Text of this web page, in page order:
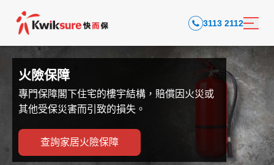
3113 2112
火險保障
專門保障閣下住宅的樓宇結構，賠償因火災或
其他受保災害而引致的損失。
查詢家居火險保障